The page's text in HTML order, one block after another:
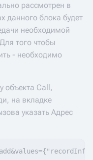
рассмотрен в
данного блока будет
необходимой
того чтобы
- необходимо
объекта Call,
на вкладке
указать Адрес